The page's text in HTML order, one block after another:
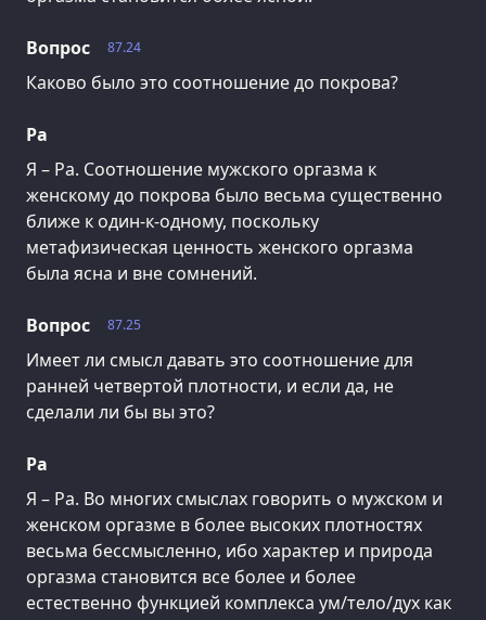
87.24
Вопрос
Каково было это соотношение до покрова?
Ра
Я – Ра. Соотношение мужского оргазма к
женскому до покрова было весьма существенно
ближе к один-к-одному, поскольку
метафизическая ценность женского оргазма
была ясна и вне сомнений.
87.25
Вопрос
Имеет ли смысл давать это соотношение для
ранней четвертой плотности, и если да, не
сделали ли бы вы это?
Ра
Я – Ра. Во многих смыслах говорить о мужском и
женском оргазме в более высоких плотностях
весьма бессмысленно, ибо характер и природа
оргазма становится все более и более
естественно функцией комплекса ум/тело/дух как